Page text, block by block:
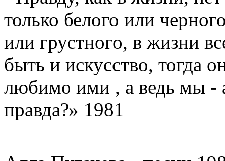
только белого или
или грустного, в жизни
быть и искусство, тогда
любимо ими , а ведь мы -
правда?» 1981